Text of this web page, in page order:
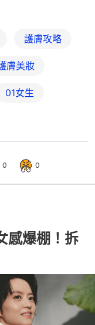
護膚攻略
膚美妝
01女生
0 0
感爆棚！拆